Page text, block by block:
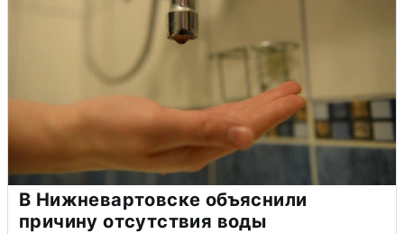
В Нижневартовске объяснили
причину отсутствия воды